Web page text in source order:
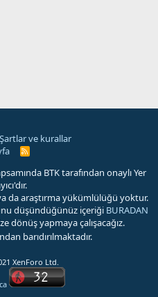
Şartlar ve kurallar
R
S
BTK tarafından onaylı Yer
da araştırma yükümlülüğü yoktur.
düşündüğünüz içeriği BURADAN
dönüş yapmaya çalışacağız.
barıdırılmaktadır.
XenForo Ltd.